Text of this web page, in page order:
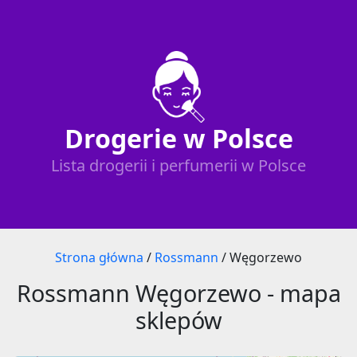
Drogerie w Polsce
Lista drogerii i perfumerii w Polsce
Strona główna / Rossmann /Węgorzewo
Rossmann Węgorzewo - mapa
sklepów